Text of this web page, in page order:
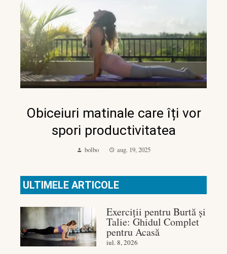
Obiceiuri matinale care îți vor
spori productivitatea
bolbo aug. 19, 2025
ULTIMELE ARTICOLE
Exerciții pentru Burtă și
Talie: Ghidul Complet
pentru Acasă
iul. 8, 2026